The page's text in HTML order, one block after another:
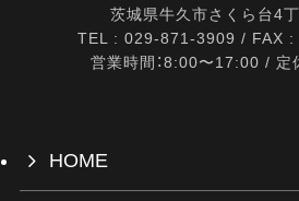
茨城県牛久市さくら台4
TEL : 029-871-3909 / FAX
営業時間：8:00〜17:00 / 定
HOME